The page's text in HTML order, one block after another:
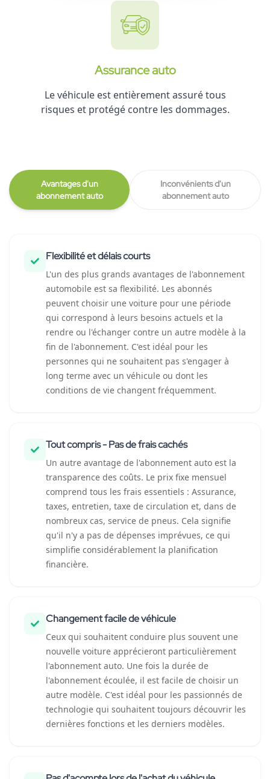
Assurance auto
Le véhicule est entièrement assuré tous
risques et protégé contre les dommages.
Avantages d'un
abonnement auto
Inconvénients d'un
abonnement auto
Flexibilité et délais courts
L'un des plus grands avantages de l'abonnement
automobile est sa flexibilité. Les abonnés
peuvent choisir une voiture pour une période
qui correspond à leurs besoins actuels et la
rendre ou l'échanger contre un autre modèle à la
fin de l'abonnement. C'est idéal pour les
personnes qui ne souhaitent pas s'engager à
long terme avec un véhicule ou dont les
conditions de vie changent fréquemment.
Tout compris - Pas de frais cachés
Un autre avantage de l'abonnement auto est la
transparence des coûts. Le prix fixe mensuel
comprend tous les frais essentiels : Assurance,
taxes, entretien, taxe de circulation et, dans de
nombreux cas, service de pneus. Cela signifie
qu'il n'y a pas de dépenses imprévues, ce qui
simplifie considérablement la planification
financière.
Changement facile de véhicule
Ceux qui souhaitent conduire plus souvent une
nouvelle voiture apprécieront particulièrement
l'abonnement auto. Une fois la durée de
l'abonnement écoulée, il est facile de choisir un
autre modèle. C'est idéal pour les passionnés de
technologie qui souhaitent toujours découvrir les
dernières fonctions et les derniers modèles.